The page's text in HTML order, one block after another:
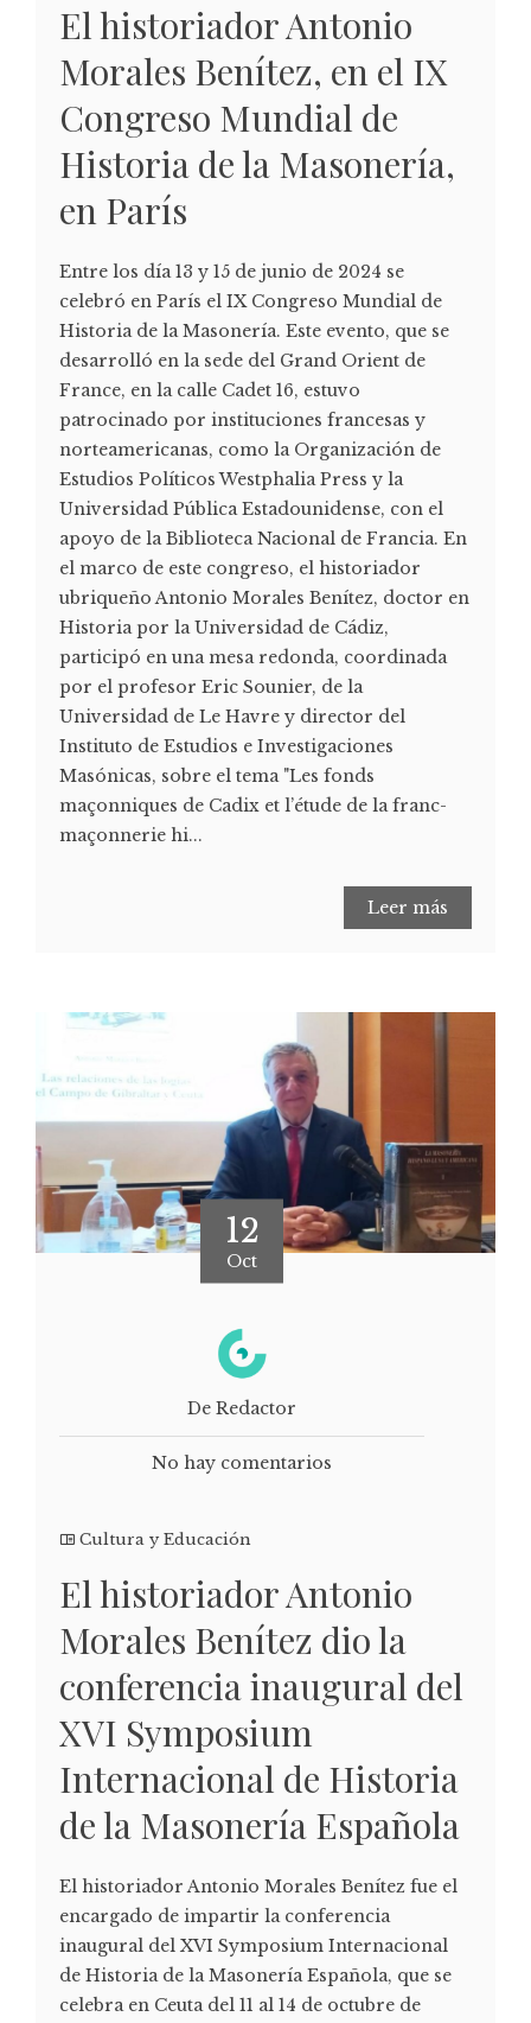
El historiador Antonio
Morales Benítez, en el IX
Congreso Mundial de
Historia de la Masonería,
en París
Entre los día 13 y 15 de junio de 2024 se
celebró en París el IX Congreso Mundial de
Historia de la Masonería. Este evento, que se
desarrolló en la sede del Grand Orient de
France, en la calle Cadet 16, estuvo
patrocinado por instituciones francesas y
norteamericanas, como la Organización de
Estudios Políticos Westphalia Press y la
Universidad Pública Estadounidense, con el
apoyo de la Biblioteca Nacional de Francia. En
el marco de este congreso, el historiador
ubriqueño Antonio Morales Benítez, doctor en
Historia por la Universidad de Cádiz,
participó en una mesa redonda, coordinada
por el profesor Eric Sounier, de la
Universidad de Le Havre y director del
Instituto de Estudios e Investigaciones
Masónicas, sobre el tema "Les fonds
maçonniques de Cadix et l’étude de la franc-
maçonnerie hi...
Leer más
12
Oct
De Redactor
No hay comentarios
Cultura y Educación
El historiador Antonio
Morales Benítez dio la
conferencia inaugural del
XVI Symposium
Internacional de Historia
de la Masonería Española
El historiador Antonio Morales Benítez fue el
encargado de impartir la conferencia
inaugural del XVI Symposium Internacional
de Historia de la Masonería Española, que se
celebra en Ceuta del 11 al 14 de octubre de